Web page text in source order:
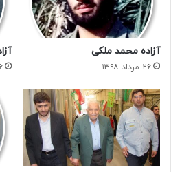
آزاده محمد ملکی
۲۶ مرداد ۱۳۹۸ ۲۶